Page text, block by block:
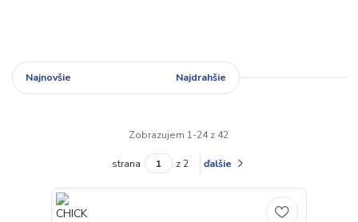
Najnovšie Najdrahšie
Zobrazujem 1-24 z 42
strana z 2 ďalšie